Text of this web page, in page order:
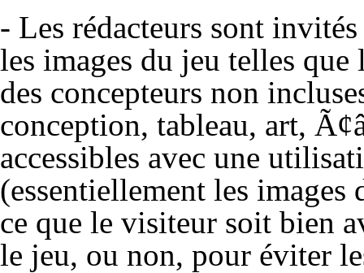
- Les rédacteurs sont
les images du jeu telles
des concepteurs non
conception, tableau, art,
accessibles avec une
(essentiellement les
ce que le visiteur soit bien
le jeu, ou non, pour éviter